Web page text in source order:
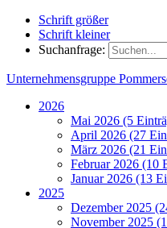
Schrift größer
Schrift kleiner
Suchanfrage:
Unternehmensgruppe
2026
Mai 2026 (5
April 2026 (27
März 2026 (21
Februar 2026 (10
Januar 2026 (13
2025
Dezember 2025
November 2025